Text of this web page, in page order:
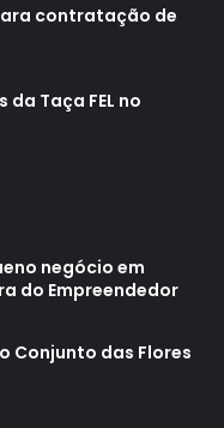
contratação de
Taça FEL no
negócio em
do Empreendedor
Conjunto das Flores